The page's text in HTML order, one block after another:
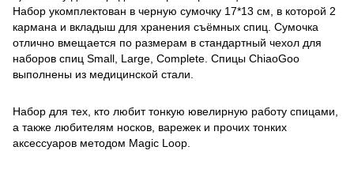
Набор укомплектован в черную сумочку 17*13 см, в которой 2
кармана и вкладыш для хранения съёмных спиц. Сумочка
отлично вмещается по размерам в стандартный чехол для
наборов спиц Small, Large, Complete. Спицы ChiaoGoo
выполнены из медицинской стали.
Набор для тех, кто любит тонкую ювелирную работу спицами,
а также любителям носков, варежек и прочих тонких
аксессуаров методом Magic Loop.